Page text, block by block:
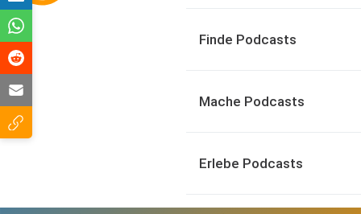
Finde Podcasts
Mache Podcasts
Erlebe Podcasts